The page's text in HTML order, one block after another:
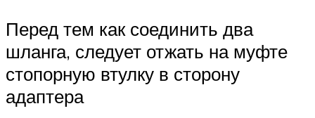
Перед тем как соединить два
шланга, следует отжать на муфте
стопорную втулку в сторону
адаптера